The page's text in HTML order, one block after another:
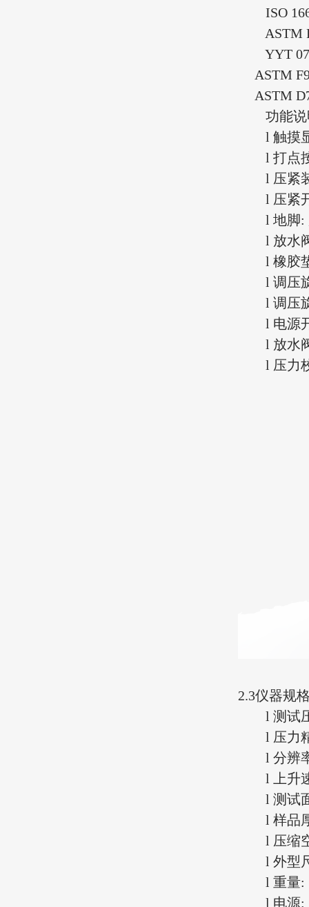
ISO
ASTM
YYT
ASTM
ASTM
功能说
l 触摸
l 打点
l 压紧
l 压紧
l 地脚:
l 放水
l 橡胶
l 调压
l 调压
l 电源
l 放水
l 压力
2.3仪器规
l 测试
l 压力
l 分辨
l
上升
l 测试
l 样品
l 压缩
l 外型
l 重量:
l 电源: